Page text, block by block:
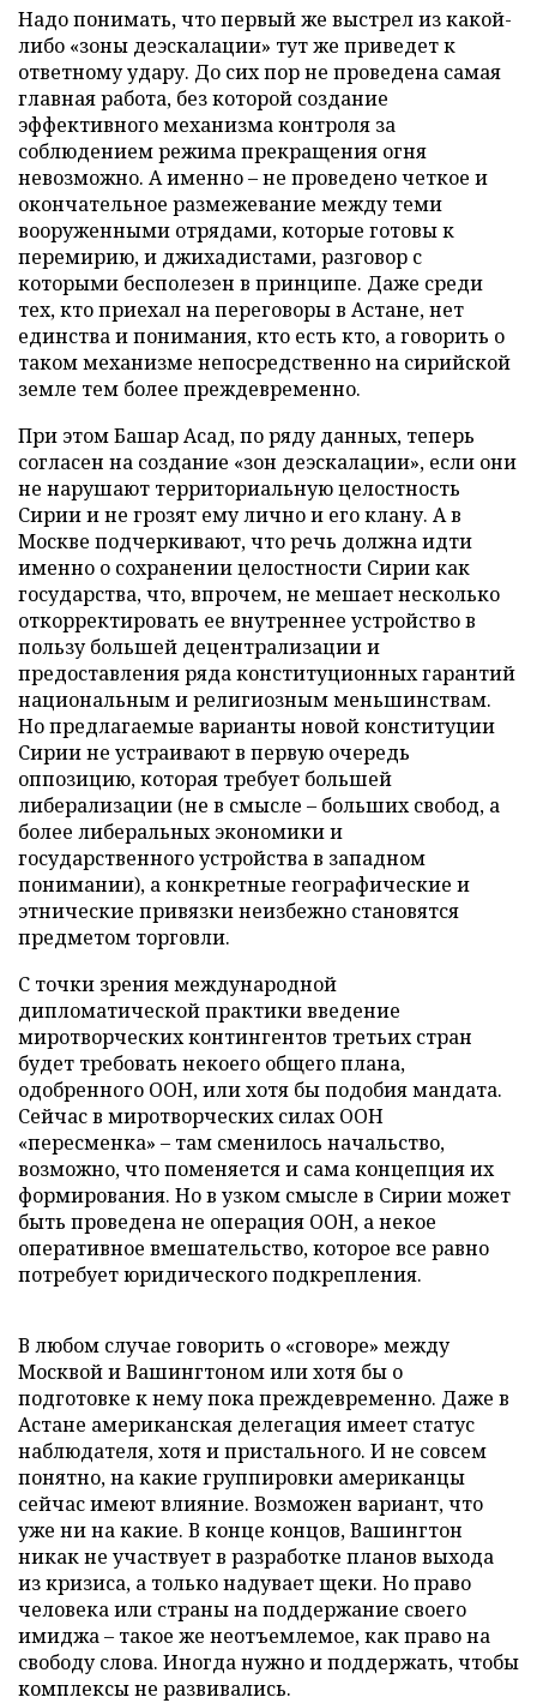
Надо понимать, что первый же выстрел из какой-
либо «зоны деэскалации» тут же приведет к
ответному удару. До сих пор не проведена самая
главная работа, без которой создание
эффективного механизма контроля за
соблюдением режима прекращения огня
невозможно. А именно – не проведено четкое и
окончательное размежевание между теми
вооруженными отрядами, которые готовы к
перемирию, и джихадистами, разговор с
которыми бесполезен в принципе. Даже среди
тех, кто приехал на переговоры в Астане, нет
единства и понимания, кто есть кто, а говорить о
таком механизме непосредственно на сирийской
земле тем более преждевременно.
При этом Башар Асад, по ряду данных, теперь
согласен на создание «зон деэскалации», если они
не нарушают территориальную целостность
Сирии и не грозят ему лично и его клану. А в
Москве подчеркивают, что речь должна идти
именно о сохранении целостности Сирии как
государства, что, впрочем, не мешает несколько
откорректировать ее внутреннее устройство в
пользу большей децентрализации и
предоставления ряда конституционных гарантий
национальным и религиозным меньшинствам.
Но предлагаемые варианты новой конституции
Сирии не устраивают в первую очередь
оппозицию, которая требует большей
либерализации (не в смысле – больших свобод, а
более либеральных экономики и
государственного устройства в западном
понимании), а конкретные географические и
этнические привязки неизбежно становятся
предметом торговли.
С точки зрения международной
дипломатической практики введение
миротворческих контингентов третьих стран
будет требовать некоего общего плана,
одобренного ООН, или хотя бы подобия мандата.
Сейчас в миротворческих силах ООН
«пересменка» – там сменилось начальство,
возможно, что поменяется и сама концепция их
формирования. Но в узком смысле в Сирии может
быть проведена не операция ООН, а некое
оперативное вмешательство, которое все равно
потребует юридического подкрепления.
В любом случае говорить о «сговоре» между
Москвой и Вашингтоном или хотя бы о
подготовке к нему пока преждевременно. Даже в
Астане американская делегация имеет статус
наблюдателя, хотя и пристального. И не совсем
понятно, на какие группировки американцы
сейчас имеют влияние. Возможен вариант, что
уже ни на какие. В конце концов, Вашингтон
никак не участвует в разработке планов выхода
из кризиса, а только надувает щеки. Но право
человека или страны на поддержание своего
имиджа – такое же неотъемлемое, как право на
свободу слова. Иногда нужно и поддержать, чтобы
комплексы не развивались.